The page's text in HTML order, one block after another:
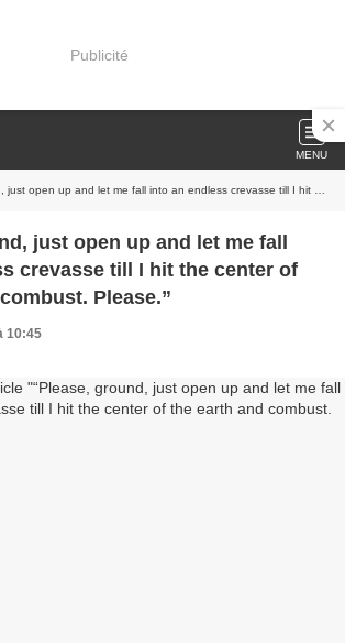
Publicité
MENU
up and let me fall into an endless crevasse till I hit the center of the earth and combust. Please.”
just open up and let me fall
crevasse till I hit the center of
Please.”
10:45